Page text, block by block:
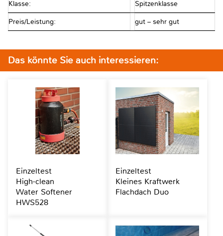
Klasse: Spitzenklasse
Preis/Leistung: gut – sehr gut
Das könnte Sie auch interessieren:
Einzeltest
High-clean
Water Softener
HWS528
Einzeltest
Kleines Kraftwerk
Flachdach Duo